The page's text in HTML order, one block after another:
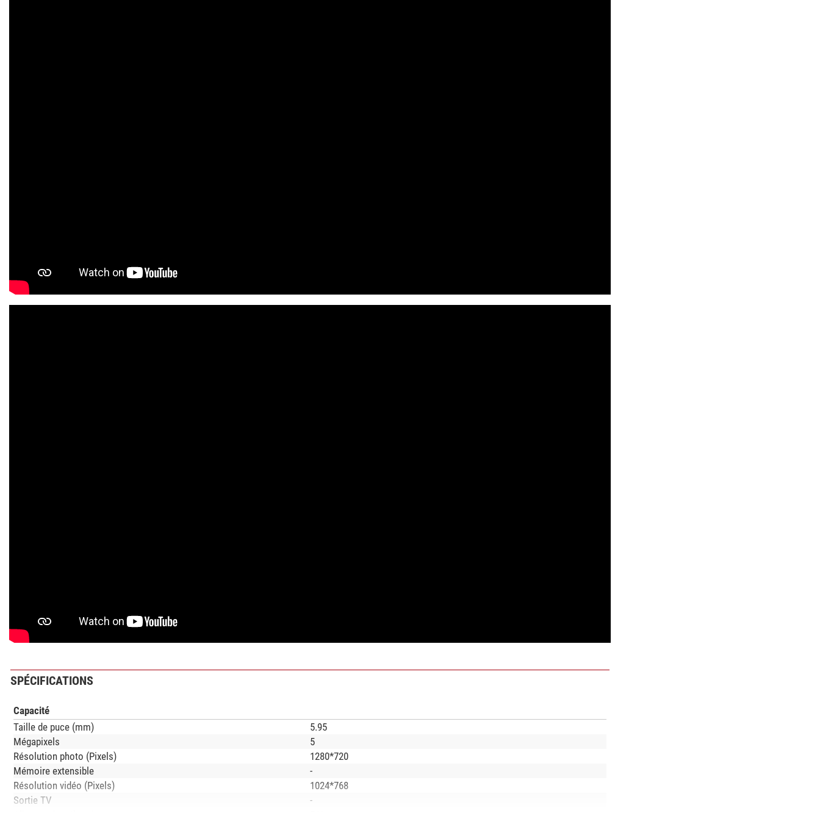
SPÉCIFICATIONS
Capacité
Taille de puce (mm)
5.95
Mégapixels
5
Résolution photo (Pixels)
1280*720
Mémoire extensible
-
Résolution vidéo (Pixels)
1024*768
Sortie TV
-